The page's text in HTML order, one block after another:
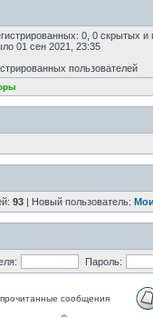
0, 0 скрытых
01 сен 2021, 23:35
пользователей
93 | Новый пользователь:
Пароль:
сообщения